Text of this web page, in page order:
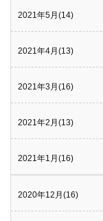
2021年5月(14)
2021年4月(13)
2021年3月(16)
2021年2月(13)
2021年1月(16)
2020年12月(16)